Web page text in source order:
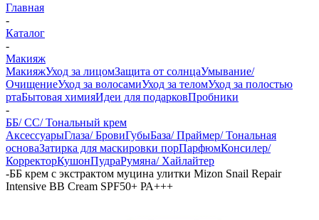
Главная
-
Каталог
-
Макияж
МакияжУход за лицомЗащита от солнцаУмывание/
ОчищениеУход за волосамиУход за теломУход за полостью
ртаБытовая химияИдеи для подарковПробники
-
ББ/ СС/ Тональный крем
АксессуарыГлаза/ БровиГубыБаза/ Праймер/ Тональная
основаЗатирка для маскировки порПарфюмКонсилер/
КорректорКушонПудраРумяна/ Хайлайтер
-ББ крем с экстрактом муцина улитки Mizon Snail Repair
Intensive BB Cream SPF50+ РА+++